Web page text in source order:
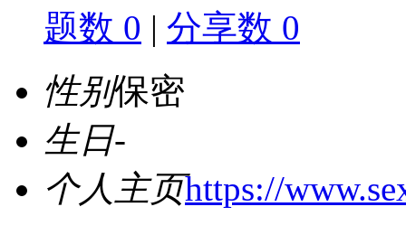
题数 0 | 分享数 0
性别保密
生日-
个人主页https://